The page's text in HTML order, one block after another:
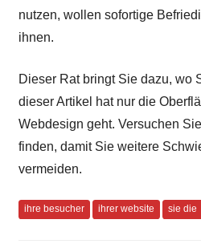
nutzen, wollen sofortige
ihnen.
Dieser Rat bringt Sie dazu, wo
dieser Artikel hat nur die
Webdesign geht. Versuchen
finden, damit Sie weitere
vermeiden.
ihre besucher ihrer website sie die